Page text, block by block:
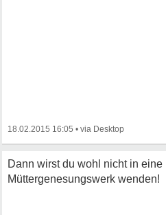
18.02.2015 16:05 •
Dann wirst du wohl nicht in
Müttergenesungswerk wenden!